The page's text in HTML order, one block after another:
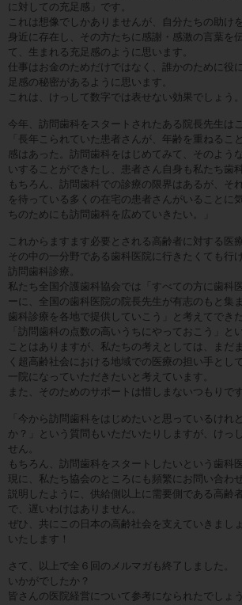
に対しての充足感」です。
これは想像でしかありませんが、自分たちの助け
身近に存在し、その方たちに感謝・感激の言葉を
て、生まれる充足感のように思います。
仕事はお金のためだけではなく、誰かのために役
足感の秘密があるように思います。
これは、けっして数字では表せない効果でしょう。
今年、訪問歯科をスタートされたある院長先生は
「長年こられていた患者さんが、年齢を重ねるこ
感はあった。訪問歯科をはじめてみて、そのよう
いすることができたし、患者さん自身も私たち歯
もちろん、訪問歯科での診療の限界はあるが、そ
を待っている多くの在宅の患者さんがいることに
ちのためにも訪問歯科を広めていきたい。」
これからますます必要とされる高齢者に対する医療
その中の一分野である歯科医院に行きたくても行
訪問歯科診療。
私たち全国介護歯科協会では「すべての方に歯科
ーに、全国の歯科医院の院長先生が有志のもと集
歯科診療を各地で提供していこう」と考えてでき
「訪問歯科の点数の高いうちにやっておこう」と
ことはありますが、私たちの考えとしては、まだ
く超高齢社会における地域での医療の担い手とし
一院になっていただきたいと考えています。
また、そのためのサポートは惜しまないつもりです
「今から訪問歯科をはじめたいと思っているけれ
か？」という質問もいただいたりしますが、けっ
せん。
もちろん、訪問歯科をスタートしたいという歯科
現に、私たち協会のところにも頻繁にお問い合わ
説明したように、供給側以上に需要側である高齢
で、遅いわけはありません。
ぜひ、共にこの日本の高齢社会を支えていきまし
いたします！
さて、以上で全６回のメルマガも終了しました。
いかがでしたか？
皆さんの医院経営について参考になられたでしょ